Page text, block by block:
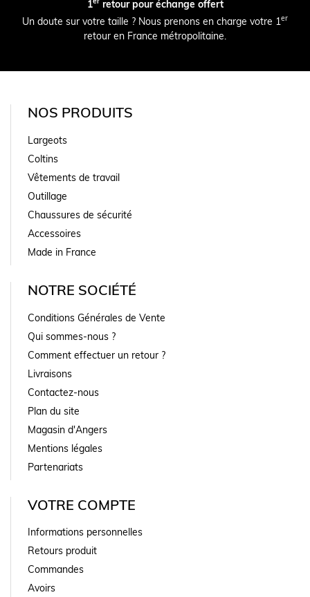
1 retour pour échange offert
Un doute sur votre taille ? Nous prenons en charge votre 1er
retour en France métropolitaine.
NOS PRODUITS
Largeots
Coltins
Vêtements de travail
Outillage
Chaussures de sécurité
Accessoires
Made in France
NOTRE SOCIÉTÉ
Conditions Générales de Vente
Qui sommes-nous ?
Comment effectuer un retour ?
Livraisons
Contactez-nous
Plan du site
Magasin d'Angers
Mentions légales
Partenariats
VOTRE COMPTE
Informations personnelles
Retours produit
Commandes
Avoirs